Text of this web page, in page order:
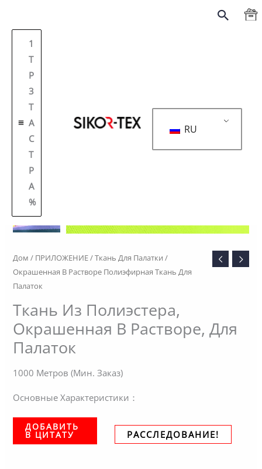
搜
1
T
P
3
Т
А
С
Т
Р
А
%
RU
Дом / ПРИЛОЖЕНИЕ/Ткань Для Палатки /
Окрашенная В Растворе Полиэфирная Ткань Для
Палаток
Ткань Из Полиэстера,
Окрашенная В Растворе, Для
Палаток
1000 Метров (Мин. Заказ)
Основные Характеристики：
ДОБАВИТЬ
В ЦИТАТУ РАССЛЕДОВАНИЕ!